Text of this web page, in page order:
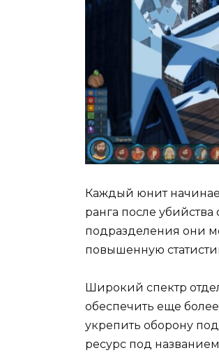
Каждый юнит
ранга после
подразделения они
повышенную
Широкий спектр
обеспечить еще
укрепить оборону
ресурс под